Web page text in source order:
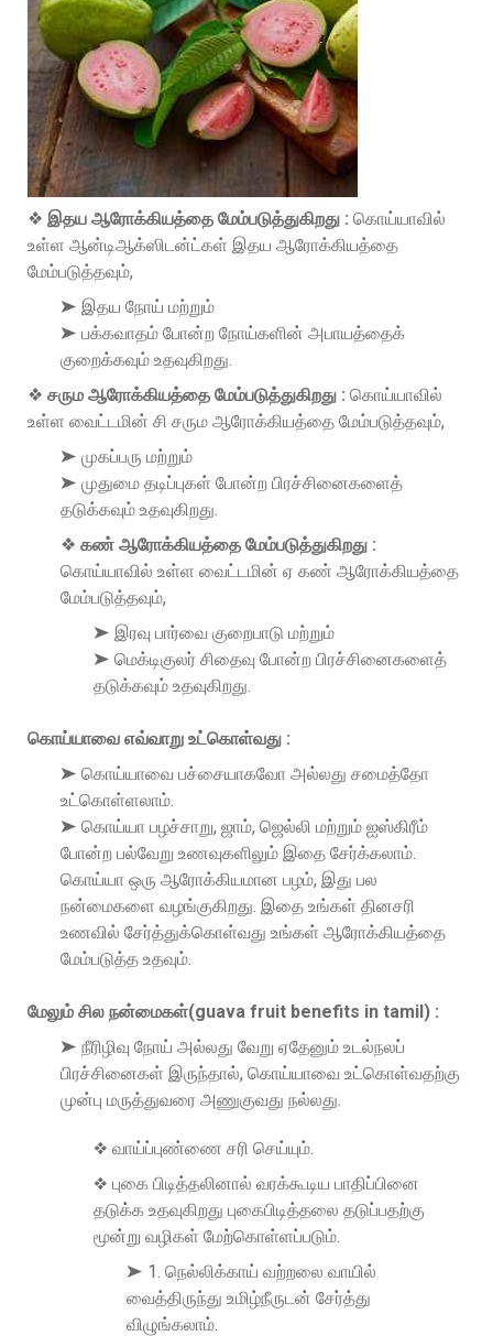
❖ இதய ஆரோக்கியத்தை மேம்படுத்துகிறது : கொய்யாவில்
உள்ள ஆன்டிஆக்ஸிடன்ட்கள் இதய ஆரோக்கியத்தை
மேம்படுத்தவும்,
➤ இதய நோய் மற்றும்
➤ பக்கவாதம் போன்ற நோய்களின் அபாயத்தைக்
குறைக்கவும் உதவுகிறது.
❖ சரும ஆரோக்கியத்தை மேம்படுத்துகிறது : கொய்யாவில்
உள்ள வைட்டமின் சி சரும ஆரோக்கியத்தை மேம்படுத்தவும்,
➤ முகப்பரு மற்றும்
➤ முதுமை தடிப்புகள் போன்ற பிரச்சினைகளைத்
தடுக்கவும் உதவுகிறது.
❖ கண் ஆரோக்கியத்தை மேம்படுத்துகிறது :
கொய்யாவில் உள்ள வைட்டமின் ஏ கண் ஆரோக்கியத்தை
மேம்படுத்தவும்,
➤ இரவு பார்வை குறைபாடு மற்றும்
➤ மெக்டிகுலர் சிதைவு போன்ற பிரச்சினைகளைத்
தடுக்கவும் உதவுகிறது.
கொய்யாவை எவ்வாறு உட்கொள்வது :
➤ கொய்யாவை பச்சையாகவோ அல்லது சமைத்தோ
உட்கொள்ளலாம்.
➤ கொய்யா பழச்சாறு, ஜாம், ஜெல்லி மற்றும் ஐஸ்கிரீம்
போன்ற பல்வேறு உணவுகளிலும் இதை சேர்க்கலாம்.
கொய்யா ஒரு ஆரோக்கியமான பழம், இது பல
நன்மைகளை வழங்குகிறது. இதை உங்கள் தினசரி
உணவில் சேர்த்துக்கொள்வது உங்கள் ஆரோக்கியத்தை
மேம்படுத்த உதவும்.
மேலும் சில நன்மைகள்(guava fruit benefits in tamil) :
➤ நீரிழிவு நோய் அல்லது வேறு ஏதேனும் உடல்நலப்
பிரச்சினைகள் இருந்தால், கொய்யாவை உட்கொள்வதற்கு
முன்பு மருத்துவரை அணுகுவது நல்லது.
❖ வாய்ப்புண்ணை சரி செய்யும்.
❖ புகை பிடித்தலினால் வரக்கூடிய பாதிப்பினை
தடுக்க உதவுகிறது புகைபிடித்தலை தடுப்பதற்கு
மூன்று வழிகள் மேற்கொள்ளப்படும்.
➤ 1. நெல்லிக்காய் வற்றலை வாயில்
வைத்திருந்து உமிழ்நீருடன் சேர்த்து
விழுங்கலாம்.